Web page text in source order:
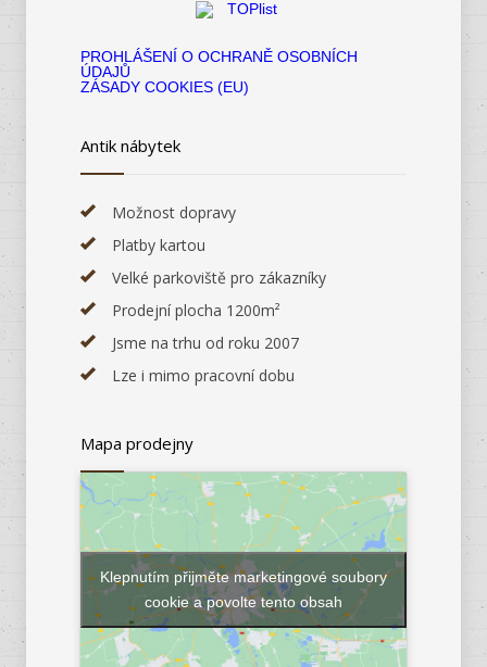
PROHLÁŠENÍ O OCHRANĚ OSOBNÍCH
ÚDAJŮ
ZÁSADY COOKIES (EU)
Antik nábytek
Možnost dopravy
Platby kartou
Velké parkoviště pro zákazníky
Prodejní plocha 1200m²
Jsme na trhu od roku 2007
Lze i mimo pracovní dobu
Mapa prodejny
Klepnutím přijměte marketingové soubory
cookie a povolte tento obsah